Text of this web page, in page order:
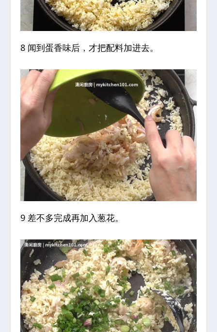
8 闻到蛋香味后，才把配料加进去。
9 差不多完成再加入葱花。